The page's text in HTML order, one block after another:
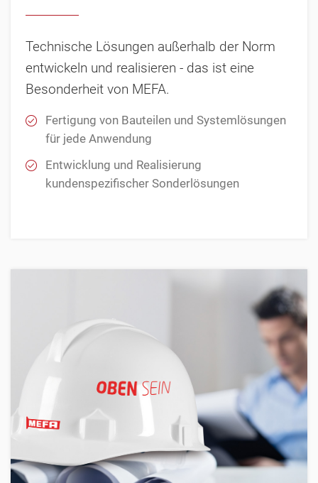
Technische Lösungen außerhalb der Norm
entwickeln und realisieren - das ist eine
Besonderheit von MEFA.
Fertigung von Bauteilen und Systemlösungen
für jede Anwendung
Entwicklung und Realisierung
kundenspezifischer Sonderlösungen